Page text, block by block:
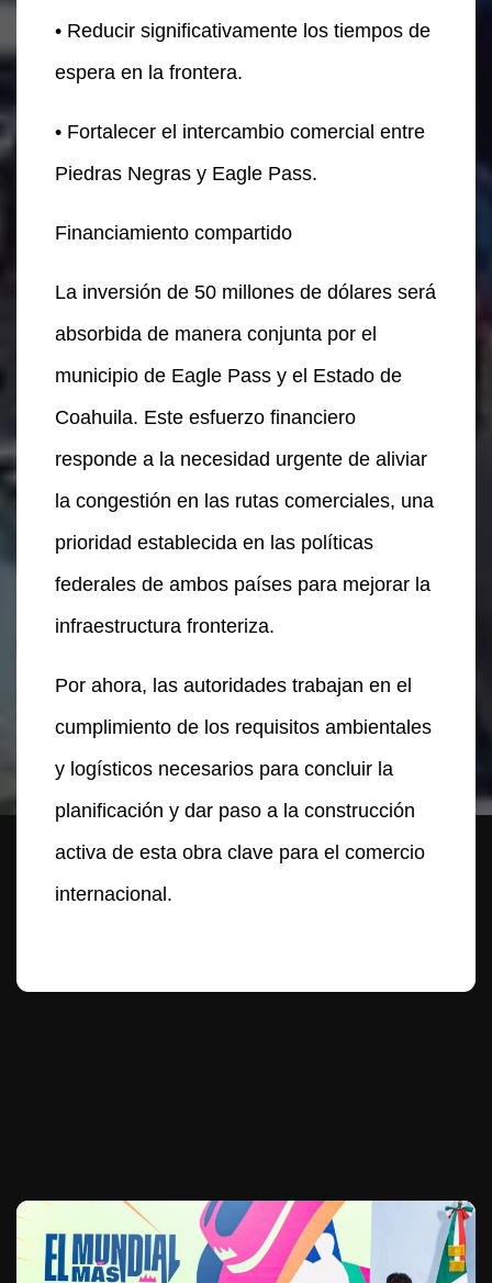
• Reducir significativamente los tiempos de
espera en la frontera.
• Fortalecer el intercambio comercial entre
Piedras Negras y Eagle Pass.
Financiamiento compartido
La inversión de 50 millones de dólares será
absorbida de manera conjunta por el
municipio de Eagle Pass y el Estado de
Coahuila. Este esfuerzo financiero
responde a la necesidad urgente de aliviar
la congestión en las rutas comerciales, una
prioridad establecida en las políticas
federales de ambos países para mejorar la
infraestructura fronteriza.
Por ahora, las autoridades trabajan en el
cumplimiento de los requisitos ambientales
y logísticos necesarios para concluir la
planificación y dar paso a la construcción
activa de esta obra clave para el comercio
internacional.